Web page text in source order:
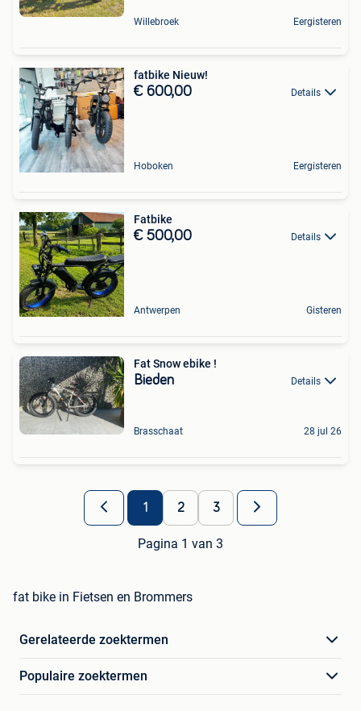
Willebroek Eergisteren
fatbike Nieuw!
€ 600,00 Details
Hoboken Eergisteren
Fatbike
€ 500,00 Details
Antwerpen Gisteren
Fat Snow ebike !
Bieden Details
Brasschaat 28 jul 26
1 2 3
Pagina 1 van 3
fat bike in Fietsen en Brommers
Gerelateerde zoektermen
Populaire zoektermen